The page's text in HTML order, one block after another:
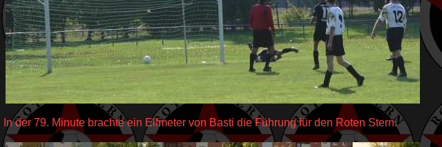
In der 79. Minute brachte ein Elfmeter von Basti die Führung für den Roten Stern.